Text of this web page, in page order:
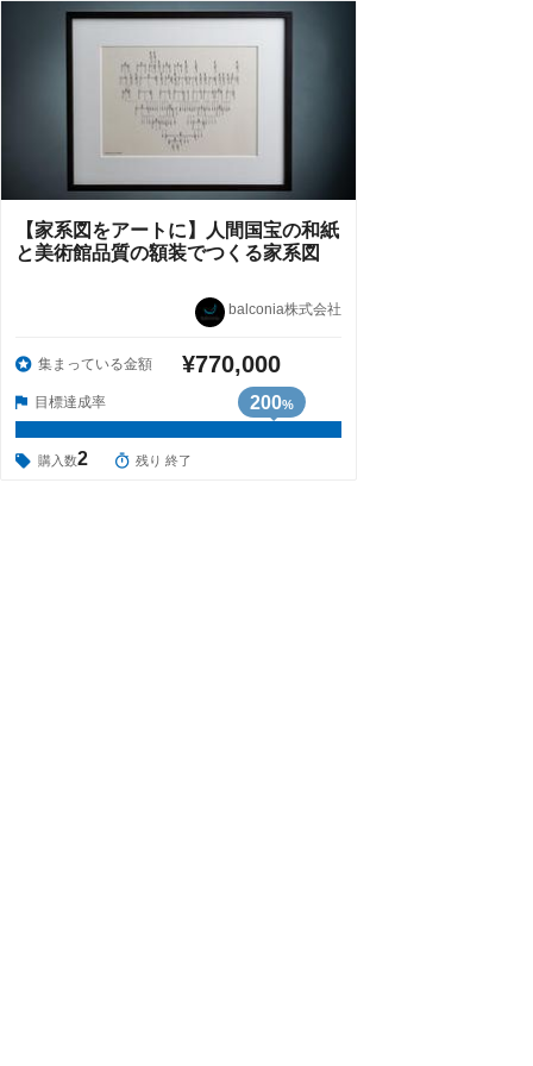
【家系図をアートに】人間国宝の和紙
と美術館品質の額装でつくる家系図
balconia株式会社
集まっている金額 ¥770,000
目標達成率 200%
購入数2 残り 終了